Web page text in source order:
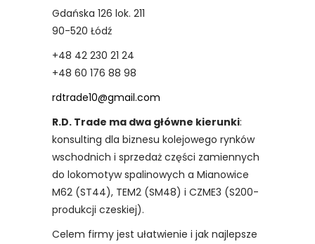
Gdańska 126 lok. 211
90-520 Łódź
+48 42 230 21 24
+48 60 176 88 98
rdtrade10@gmail.com
R.D. Trade ma dwa główne kierunki:
konsulting dla biznesu kolejowego rynków
wschodnich i sprzedaż części zamiennych
do lokomotyw spalinowych a Mianowice
M62 (ST44), TEM2 (SM48) i CZME3 (S200-
produkcji czeskiej).
Celem firmy jest ułatwienie i jak najlepsze